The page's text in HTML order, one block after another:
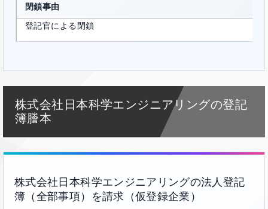
閉鎖事由
登記官による閉鎖
株式会社日本科学エンジニアリングの登記
簿謄本
株式会社日本科学エンジニアリングの法人登記
簿（全部事項）を請求（仮登録企業）